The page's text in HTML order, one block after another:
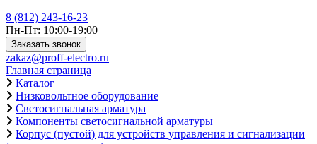
8 (812) 243-16-23
Пн-Пт: 10:00-19:00
Заказать звонок
zakaz@proff-electro.ru
Главная страница
Каталог
Низковольтное оборудование
Светосигнальная арматура
Компоненты светосигнальной арматуры
Корпус (пустой) для устройств управления и сигнализации